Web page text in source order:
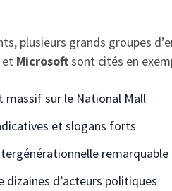
plusieurs grands groupes
et Microsoftsont cités en
massif sur le National Mall
et slogans forts
remarquable
dizaines d’acteurs politiques